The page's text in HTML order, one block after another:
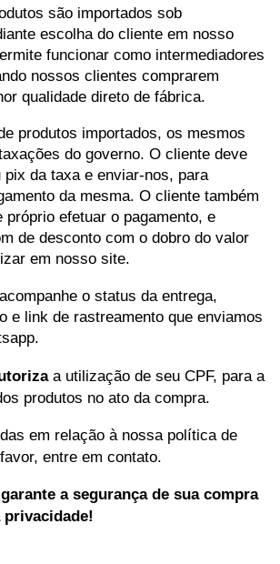
são importados sob
escolha do cliente em nosso
funcionar como intermediadores
nossos clientes comprarem
qualidade direto de fábrica.
produtos importados, os mesmos
do governo. O cliente deve
pix da taxa e enviar-nos, para
da mesma. O cliente também
próprio efetuar o pagamento, e
de desconto com o dobro do valor
em nosso site.
o status da entrega,
e link de rastreamento que enviamos
a utilização de seu CPF, para a
produtos no ato da compra.
em relação à nossa política de
entre em contato.
garante a segurança de sua compra
privacidade!